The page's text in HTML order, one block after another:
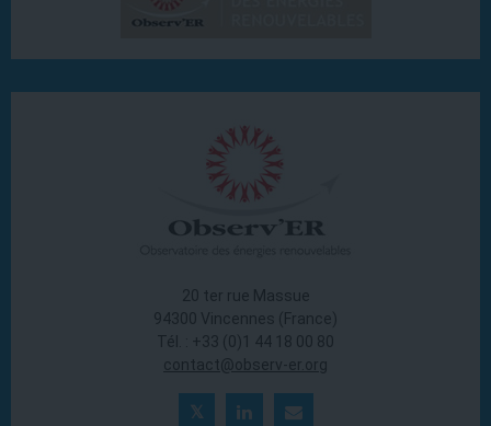
20 ter rue Massue
94300 Vincennes (France)
Tél. : +33 (0)1 44 18 00 80
contact@observ-er.org